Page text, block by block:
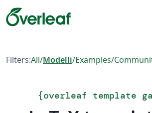
Filters:All/Modelli/Examples/
{overleaf template